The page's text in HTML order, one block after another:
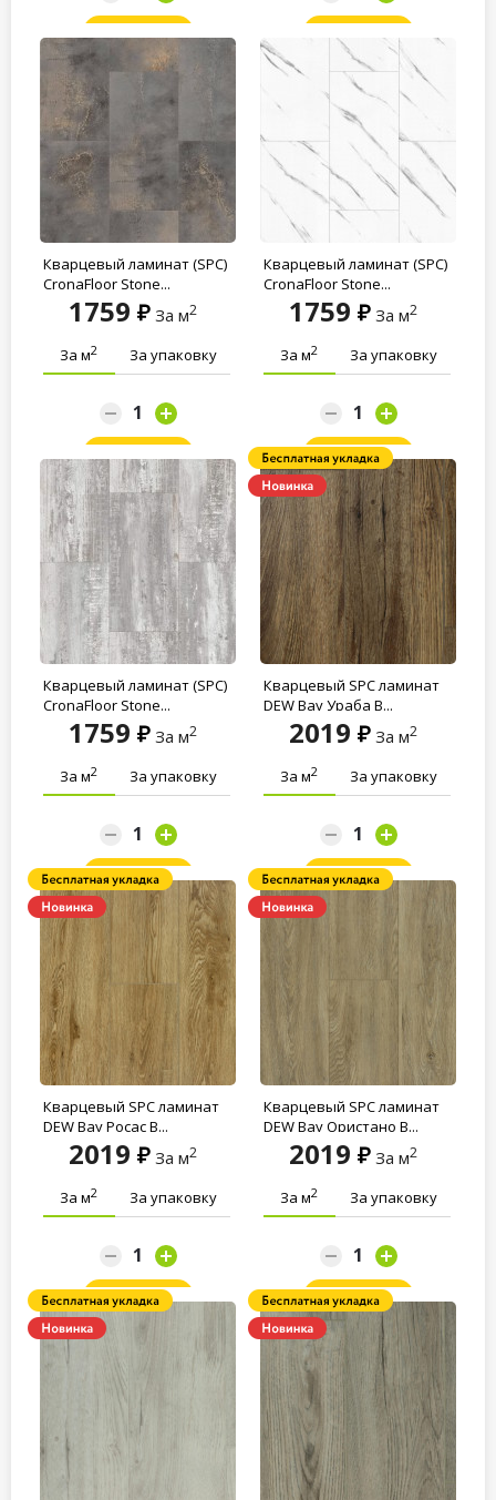
Кварцевый ламинат (SPC)
CronaFloor Stone...
1759 За м2
За м2 За упаковку
Кварцевый ламинат (SPC)
CronaFloor Stone...
1759 За м2
За м2 За упаковку
Заказать
Кварцевый ламинат (SPC)
CronaFloor Stone...
1759 За м2
За м2 За упаковку
Заказать
Кварцевый SPC ламинат
DEW Bay Ураба B...
2019 За м2
За м2 За упаковку
Заказать
Кварцевый SPC ламинат
DEW Bay Росас B...
2019 За м2
За м2 За упаковку
Заказать
Кварцевый SPC ламинат
DEW Bay Ористано B...
2019 За м2
За м2 За упаковку
Заказать